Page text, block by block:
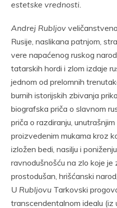
estetske vrednosti.
Andrej Rubljov
Rusije, naslikana patnjom,
vere napaćenog ruskog
tatarskih hordi i zlom izdaje
jednom od prelomnih
burnih istorijskih zbivanja
biografska priča o slavnom
priča o razdiranju,
proizvedenim mukama kroz
izložen bedi, nasilju i
ravnodušnošću na zlo koje je
prostodušan, hrišćanski
U Rubljovu Tarkovski
transcendentalnom idealu (iz